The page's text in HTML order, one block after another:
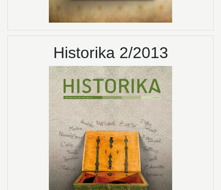
Historika 2/2013